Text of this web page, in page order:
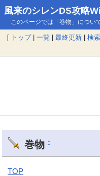
風来のシレンDS攻略
このページでは「巻物」につい
[ トップ| 一覧 | 最終更新 | 検索
巻物 †
TOP